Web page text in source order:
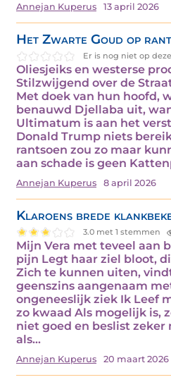
Annejan Kuperus 13 april 2026
Het Zwarte Goud op
Er is nog niet op
Oliesjeiks en westerse
Stilzwijgend over de
Met doek van hun hoofd,
benauwd Djellaba uit,
Ultimatum is aan het
Donald Trump niets
rantsoen zou zo maar
aan schade is geen
Annejan Kuperus 8 april 2026
Klaroens brede
3.0 met 1 stemmen
Mijn Vera met teveel aan
pijn Legt haar ziel bloot,
Zich te kunnen uiten,
geenszins aangenaam
ongeneeslijk ziek Ik Leef
zo kwaad Als mogelijk is,
niet goed en beslist zeker
als…
Annejan Kuperus 20 maart 2026